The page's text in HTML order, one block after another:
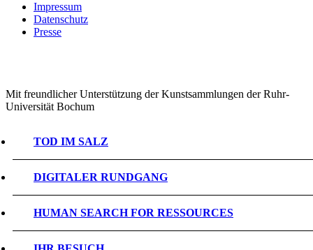
Impressum
Datenschutz
Presse
Mit freundlicher Unterstützung der Kunstsammlungen der Ruhr-
Universität Bochum
TOD IM SALZ
DIGITALER RUNDGANG
HUMAN SEARCH FOR RESSOURCES